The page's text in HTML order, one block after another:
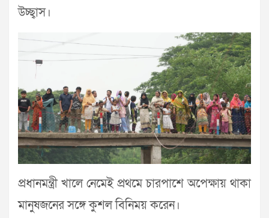
উচ্ছ্বাস।
প্রধানমন্ত্রী খালে নেমেই প্রথমে চারপাশে অপেক্ষায় থাকা
মানুষজনের সঙ্গে কুশল বিনিময় করেন।